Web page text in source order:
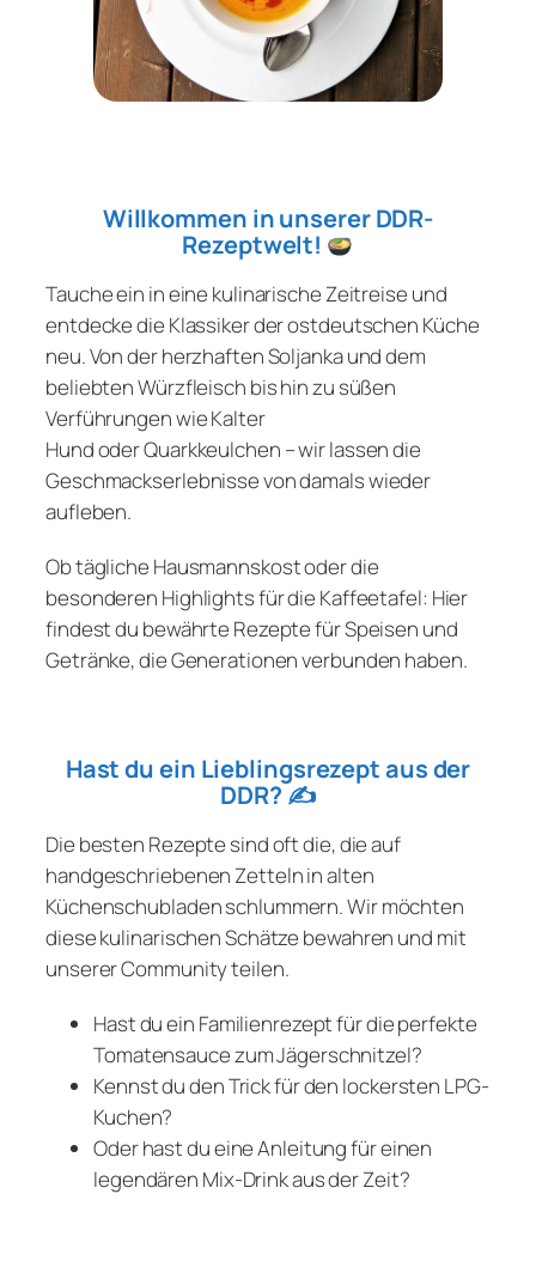
Willkommen in unserer DDR-
Rezeptwelt!
Tauche ein in eine kulinarische Zeitreise und
entdecke die Klassiker der ostdeutschen Küche
neu. Von der herzhaften Soljanka und dem
beliebten Würzfleisch bis hin zu süßen
Verführungen wie Kalter
Hund oder Quarkkeulchen – wir lassen die
Geschmackserlebnisse von damals wieder
aufleben.
Ob tägliche Hausmannskost oder die
besonderen Highlights für die Kaffeetafel: Hier
findest du bewährte Rezepte für Speisen und
Getränke, die Generationen verbunden haben.
Hast du ein Lieblingsrezept aus der
DDR? ✍️
Die besten Rezepte sind oft die, die auf
handgeschriebenen Zetteln in alten
Küchenschubladen schlummern. Wir möchten
diese kulinarischen Schätze bewahren und mit
unserer Community teilen.
Hast du ein Familienrezept für die perfekte
Tomatensauce zum Jägerschnitzel?
Kennst du den Trick für den lockersten LPG-
Kuchen?
Oder hast du eine Anleitung für einen
legendären Mix-Drink aus der Zeit?